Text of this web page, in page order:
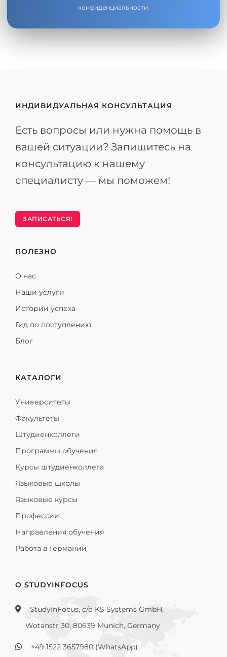
конфиденциальности.
ИНДИВИДУАЛЬНАЯ КОНСУЛЬТАЦИЯ
Есть вопросы или нужна помощь в
вашей ситуации? Запишитесь на
консультацию к нашему
специалисту — мы поможем!
ЗАПИСАТЬСЯ!
ПОЛЕЗНО
О нас
Наши услуги
Истории успеха
Гид по поступлению
Блог
КАТАЛОГИ
Университеты
Факультеты
Штудиенколлеги
Программы обучения
Курсы штудиенколлега
Языковые школы
Языковые курсы
Профессии
Направления обучения
Работа в Германии
О STUDYINFOCUS
StudyInFocus, c/o KS Systems GmbH,
Wotanstr 30, 80639 Munich, Germany
+49 1522 3657980 (WhatsApp)